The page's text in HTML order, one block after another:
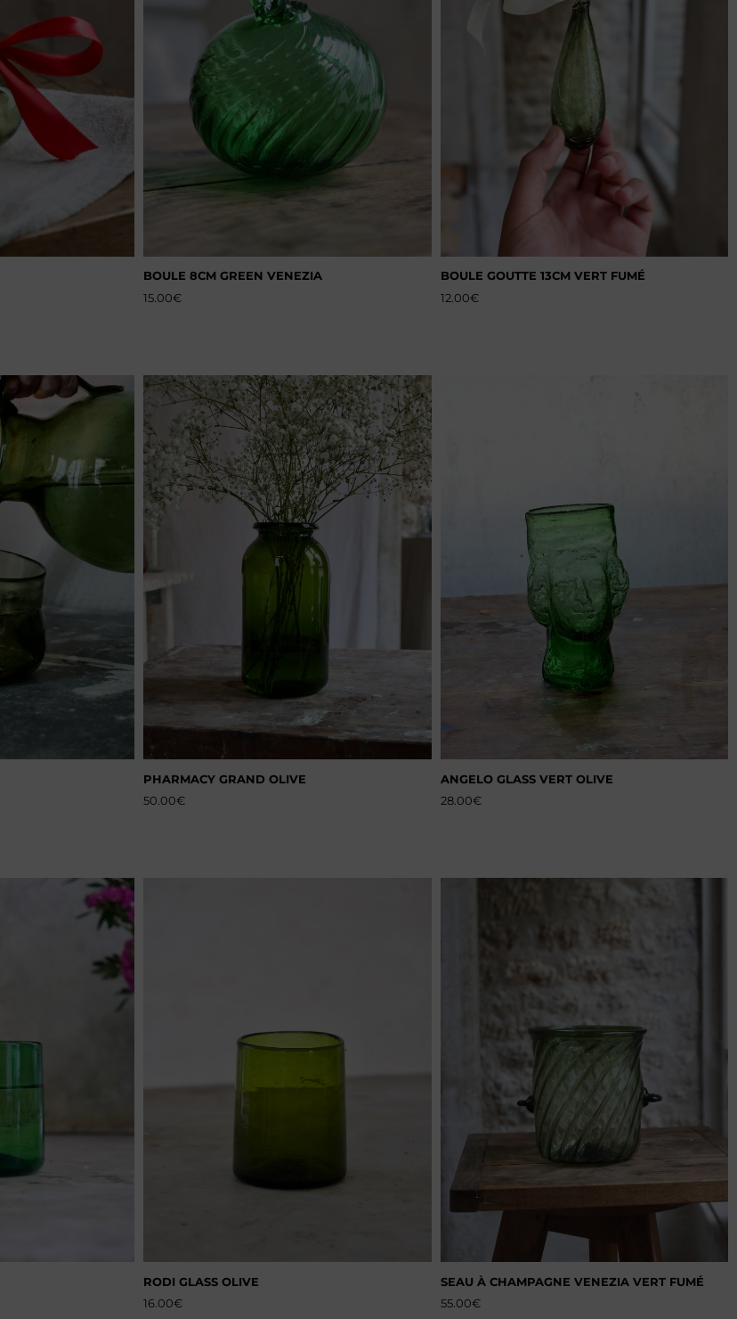
BOULE 8CM GREEN VENEZIA
15.00€
BOULE GOUTTE 13CM VERT FUMÉ
12.00€
PHARMACY GRAND OLIVE
50.00€
ANGELO GLASS VERT OLIVE
28.00€
RODI GLASS OLIVE
16.00€
SEAU À CHAMPAGNE VENEZIA VERT FUMÉ
55.00€